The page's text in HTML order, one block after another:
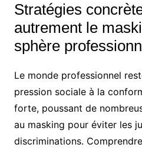
Stratégies
autrement le
sphère
Le monde professionnel
pression sociale à la
forte, poussant de
au masking pour éviter les
discriminations.